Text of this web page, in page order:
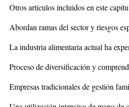
Otros artículos incluidos en este
Abordan ramas del sector y riesgos
La industria alimentaria actual ha
Proceso de diversificación y
Empresas tradicionales de gestión